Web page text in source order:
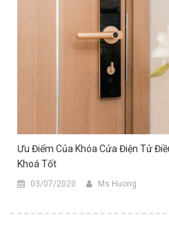
Ưu Điểm Của Khóa Cửa Điện Tử
Khoá Tốt
03/07/2020 Ms Huong